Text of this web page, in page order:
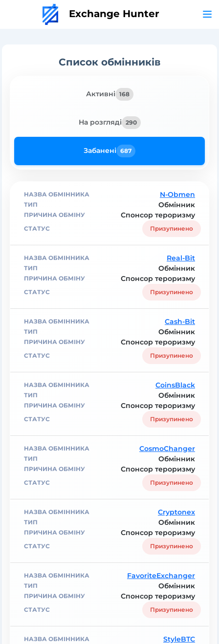
Exchange Hunter
Список обмінників
Активні 168
На розгляді 290
Забанені 687
N-Obmen
Обмінник
Спонсор тероризму
Призупинено
Real-Bit
Обмінник
Спонсор тероризму
Призупинено
Cash-Bit
Обмінник
Спонсор тероризму
Призупинено
CoinsBlack
Обмінник
Спонсор тероризму
Призупинено
CosmoChanger
Обмінник
Спонсор тероризму
Призупинено
Cryptonex
Обмінник
Спонсор тероризму
Призупинено
FavoriteExchanger
Обмінник
Спонсор тероризму
Призупинено
StyleBTC